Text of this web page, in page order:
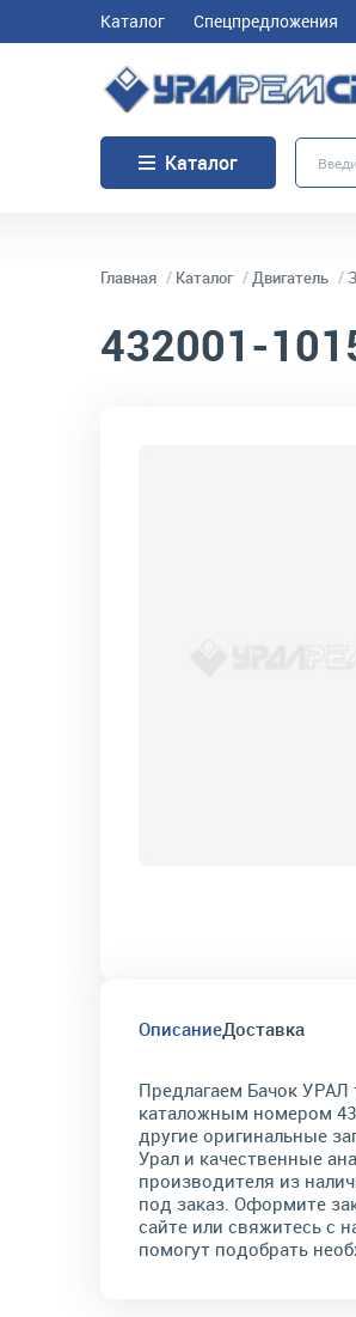
Каталог Спецпредложения
Каталог
Главная Каталог Двигатель
432001-
ОписаниеДоставка
Предлагаем Бачок
каталожным номером
другие оригинальные
Урал и качественные
производителя из
под заказ. Оформите
сайте или свяжитесь с
помогут подобрать